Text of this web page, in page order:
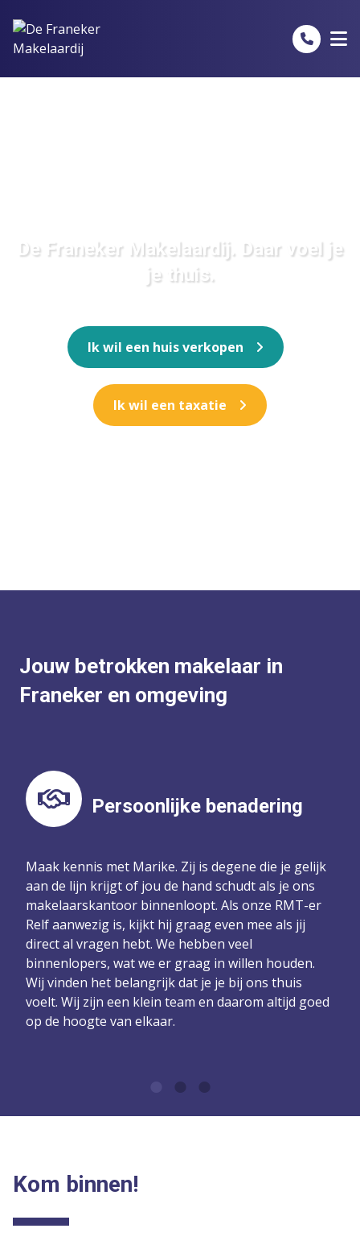
De Franeker Makelaardij. Daar voel je
je thuis.
Ik wil een huis verkopen
Ik wil een taxatie
Jouw betrokken makelaar in
Franeker en omgeving
Persoonlijke benadering
Maak kennis met Marike. Zij is degene die je gelijk
aan de lijn krijgt of jou de hand schudt als je ons
makelaarskantoor binnenloopt. Als onze RMT-er
Relf aanwezig is, kijkt hij graag even mee als jij
direct al vragen hebt. We hebben veel
binnenlopers, wat we er graag in willen houden.
Wij vinden het belangrijk dat je je bij ons thuis
voelt. Wij zijn een klein team en daarom altijd goed
op de hoogte van elkaar.
Kom binnen!